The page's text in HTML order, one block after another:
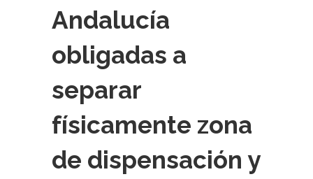
Andalucía
obligadas a
separar
físicamente zona
de dispensación y